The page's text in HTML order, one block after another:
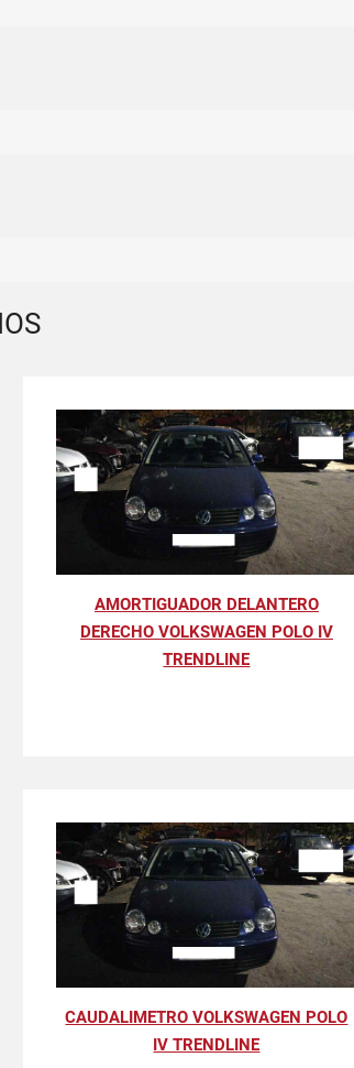
AMORTIGUADOR DELANTERO
DERECHO VOLKSWAGEN POLO IV
TRENDLINE
CAUDALIMETRO VOLKSWAGEN POLO
IV TRENDLINE